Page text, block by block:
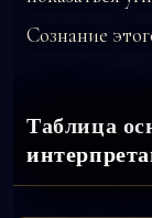
Сознание
Таблица